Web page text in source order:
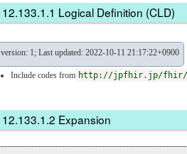
Logical Definition (CLD)
version: 1; Last updated: 2022-10-11 21:17:22+0900
Include codes from http://jpfhir.jp/fhir/
Expansion